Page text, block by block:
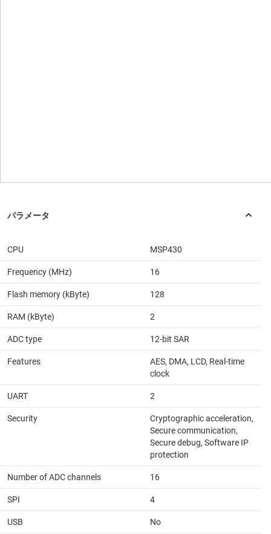
CPU MSP430
Frequency (MHz) 16
Flash memory (kByte) 128
RAM (kByte) 2
ADC type 12-bit SAR
Features
AES, DMA, LCD, Real-time
clock
UART 2
Security
Cryptographic acceleration,
Secure communication,
Secure debug, Software IP
protection
Number of ADC channels 16
SPI 4
USB No